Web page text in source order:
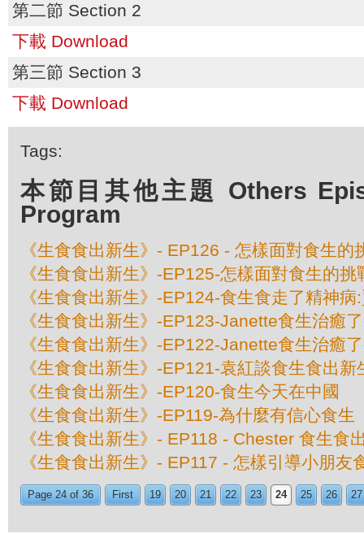
第二節 Section 2
下載 Download
第三節 Section 3
下載 Download
Tags:
本節目其他主題 Others
Program
《生食食出新生》- EP126 - 怎樣面對食生的
《生食食出新生》-EP125-怎樣面對食生的挑
《生食食出新生》-EP124-食生食走了精神病
《生食食出新生》-EP123-Janette食生治癒
《生食食出新生》-EP122-Janette食生治癒
《生食食出新生》-EP121-袁紅談食生食出新
《生食食出新生》-EP120-食生今天在中國
《生食食出新生》-EP119-為什麼有信心食生
《生食食出新生》- EP118 - Chester 食生食
《生食食出新生》- EP117 - 怎樣引導小朋友
Page 24 of 36 First 19 20 21 22 23 24 25 26 27